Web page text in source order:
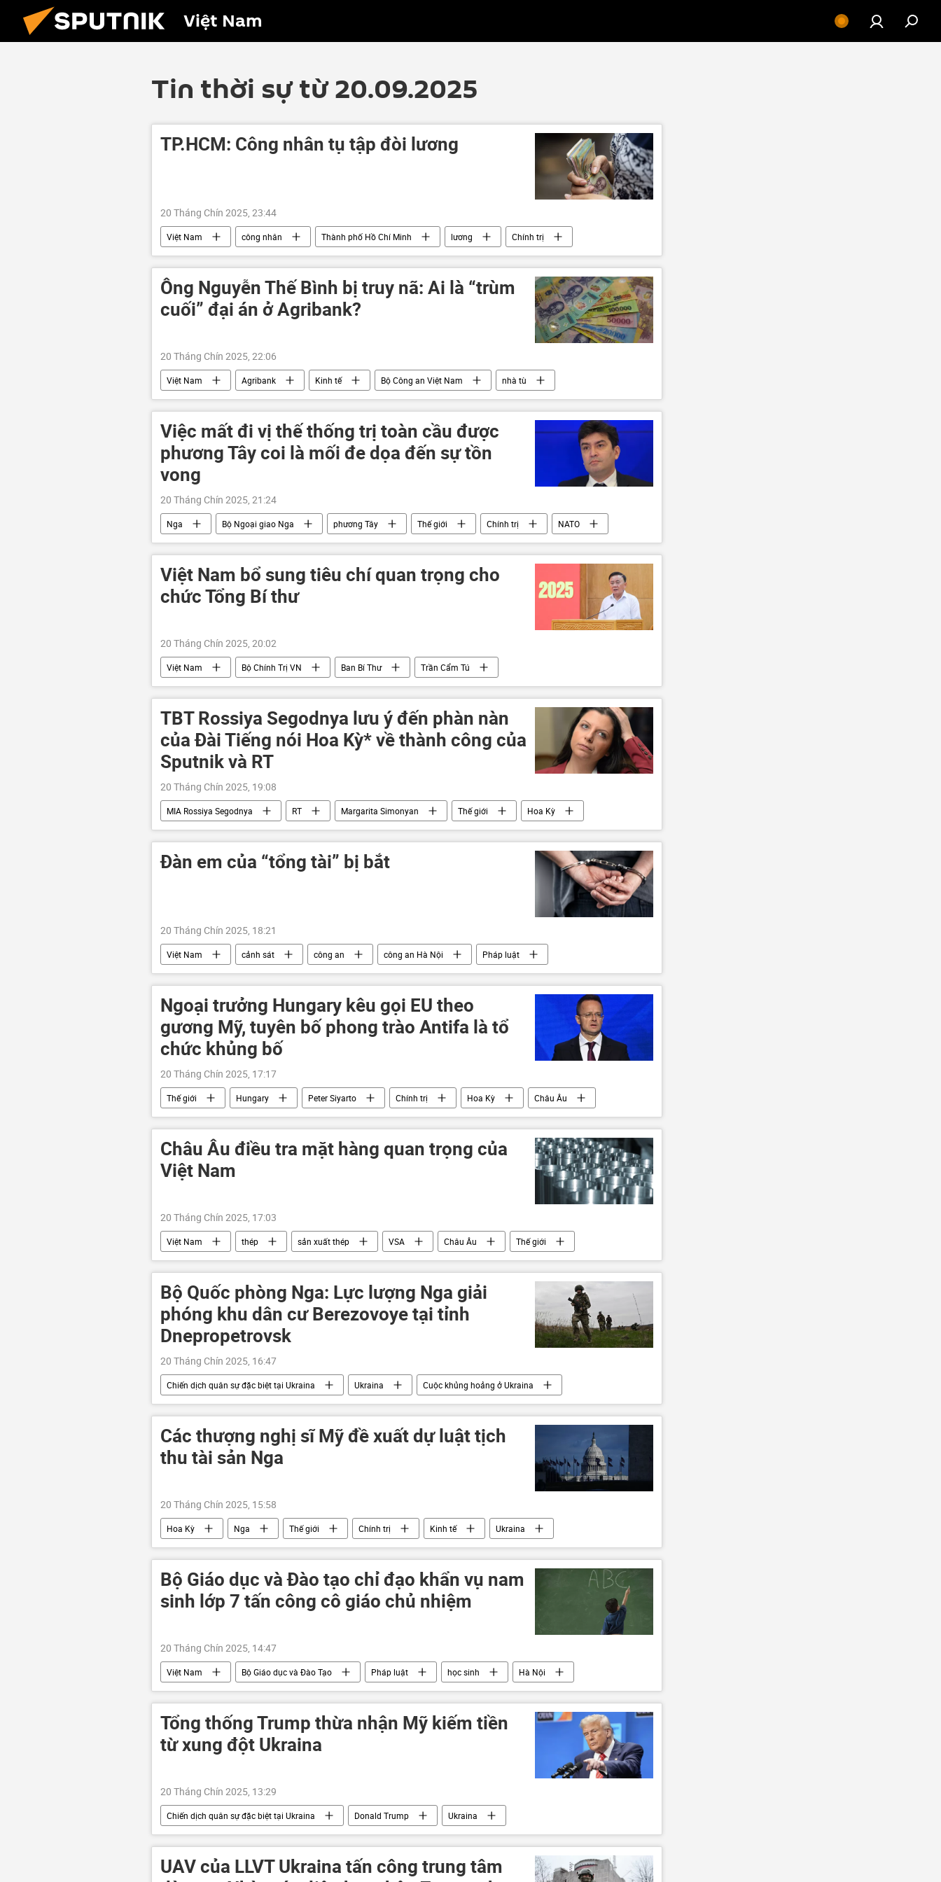
Việt Nam
Tin thời sự từ 20.09.2025
TP.HCM: Công nhân tụ tập đòi lương
20 Tháng Chín 2025, 23:44
Việt Nam công nhân Thành phố Hồ Chí Minh lương
Chính trị
luật lao động
Ông Nguyễn Thế Bình bị truy nã: Ai là “trùm
cuối” đại án ở Agribank?
20 Tháng Chín 2025, 22:06
Việt Nam Agribank Kinh tế Bộ Công an Việt Nam
nhà tù
Pháp luật
truy nã
Việc mất đi vị thế thống trị toàn cầu được
phương Tây coi là mối đe dọa đến sự tồn
vong
20 Tháng Chín 2025, 21:24
Nga Bộ Ngoại giao Nga phương Tây Thế giới Chính trị
NATO
Nhóm G7
EU
Việt Nam bổ sung tiêu chí quan trọng cho
chức Tổng Bí thư
20 Tháng Chín 2025, 20:02
Việt Nam Bộ Chính Trị VN Ban Bí Thư
Trần Cẩm Tú
Đảng Cộng sản Việt Nam
Ban Chấp hành Trung ương Đảng
Tổng bí thư
Chính trị
TBT Rossiya Segodnya lưu ý đến phàn nàn
của Đài Tiếng nói Hoa Kỳ* về thành công của
Sputnik và RT
20 Tháng Chín 2025, 19:08
MIA Rossiya Segodnya RT Margarita Simonyan Thế giới
Hoa Kỳ
Sputnik
Đàn em của “tổng tài” bị bắt
20 Tháng Chín 2025, 18:21
Việt Nam cảnh sát công an công an Hà Nội
Pháp luật
Hà Nội
Ngoại trưởng Hungary kêu gọi EU theo
gương Mỹ, tuyên bố phong trào Antifa là tổ
chức khủng bố
20 Tháng Chín 2025, 17:17
Thế giới Hungary Peter Siyarto Chính trị Hoa Kỳ
Châu Âu
Liên minh châu Âu
EU
Châu Âu điều tra mặt hàng quan trọng của
Việt Nam
20 Tháng Chín 2025, 17:03
Việt Nam thép sản xuất thép VSA Châu Âu
Thế giới
Kinh tế
Liên minh châu Âu Ủy ban châu Âu
nhập khẩu
xuất nhập khẩu
Bộ Quốc phòng Nga: Lực lượng Nga giải
phóng khu dân cư Berezovoye tại tỉnh
Dnepropetrovsk
20 Tháng Chín 2025, 16:47
Chiến dịch quân sự đặc biệt tại Ukraina Ukraina
Cuộc khủng hoảng ở Ukraina
Nga
Thế giới Quân sự Bộ Quốc phòng Nga DNR Zaporozhye
Các thượng nghị sĩ Mỹ đề xuất dự luật tịch
thu tài sản Nga
20 Tháng Chín 2025, 15:58
Hoa Kỳ Nga Thế giới Chính trị Kinh tế
Ukraina
Cuộc khủng hoảng ở Ukraina
Bộ Giáo dục và Đào tạo chỉ đạo khẩn vụ nam
sinh lớp 7 tấn công cô giáo chủ nhiệm
20 Tháng Chín 2025, 14:47
Việt Nam Bộ Giáo dục và Đào Tạo Pháp luật học sinh Hà Nội
Tổng thống Trump thừa nhận Mỹ kiếm tiền
từ xung đột Ukraina
20 Tháng Chín 2025, 13:29
Chiến dịch quân sự đặc biệt tại Ukraina Donald Trump
Ukraina
Cuộc khủng hoảng ở Ukraina
Thế giới Chính trị Hoa Kỳ NATO
UAV của LLVT Ukraina tấn công trung tâm